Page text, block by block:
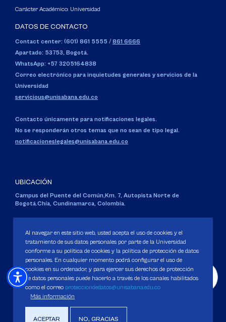
Carácter Académico: Universidad
DATOS DE CONTACTO
Contact center: (601) 861 5555 / 861 6666
Apartado: 53753, Bogotá.
WhatsApp: +57 3205164838
Correo electrónico para inquietudes generales y servicios de la
Universidad
servicious@unisabana.edu.co
Contacto únicamente para notificaciones legales.
No se responderán otros temas que no sean de tipo legal.
notificacioneslegales@unisabana.edu.co
UBICACIÓN
Campus del Puente del Común,Km. 7, Autopista Norte de
Bogotá.Chía, Cundinamarca, Colombia.
Personería Jurídica:Resolución 130 del 14 de enero de 1980.
Ministerio de Educación Nacional.
Política de Protección de datos
Derechos Pecuniarios
Al navegar en este sitio web, usted acepta el uso de cookies y el
tratamiento de sus datos personales por parte de la Universidad
conforme a su política de cookies y la política de protección de datos
personales. En cualquier momento podrá configurar el uso de
cookies en su ordenador, y para ejercer sus derechos de protección
de datos personales puede hacerlo a través de los canales habilitados
como el correo protecciondedatos@unisabana.edu.co
Más información
ACEPTAR NO, GRACIAS